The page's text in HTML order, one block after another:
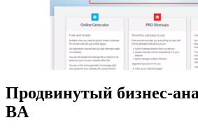
Продвинутый бизнес-
BA